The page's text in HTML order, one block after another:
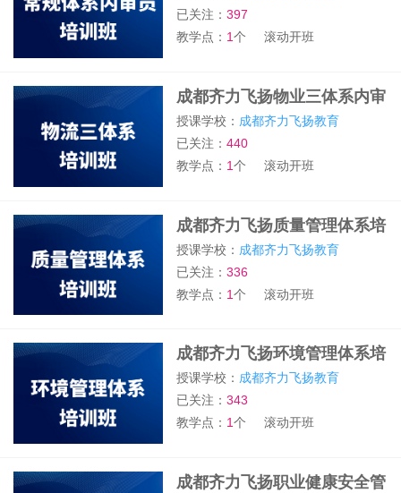
已关注：397
教学点： 1个 滚动开班
成都齐力飞扬物业三体系内审
培训班
授课学校： 成都齐力飞扬教育
已关注：440
教学点： 1个 滚动开班
成都齐力飞扬质量管理体系培
训班
授课学校： 成都齐力飞扬教育
已关注：336
教学点： 1个 滚动开班
成都齐力飞扬环境管理体系培
训班
授课学校： 成都齐力飞扬教育
已关注：343
教学点： 1个 滚动开班
成都齐力飞扬职业健康安全管